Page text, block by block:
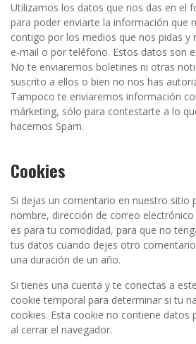
Utilizamos los datos que nos das en el
para poder enviarte la información que
contigo por los medios que nos pidas y
e-mail o por teléfono. Estos datos son
No te enviaremos boletines ni otras
suscrito a ellos o bien no nos has
Tampoco te enviaremos información
márketing, sólo para contestarte a lo
hacemos Spam.
Cookies
Si dejas un comentario en nuestro sitio
nombre, dirección de correo
es para tu comodidad, para que no
tus datos cuando dejes otro
una duración de un año.
Si tienes una cuenta y te conectas a
cookie temporal para determinar si tu
cookies. Esta cookie no contiene datos
al cerrar el navegador.